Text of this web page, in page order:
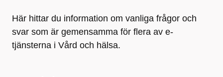
Här hittar du information om vanliga frågor och
svar som är gemensamma för flera av e-
tjänsterna i Vård och hälsa.